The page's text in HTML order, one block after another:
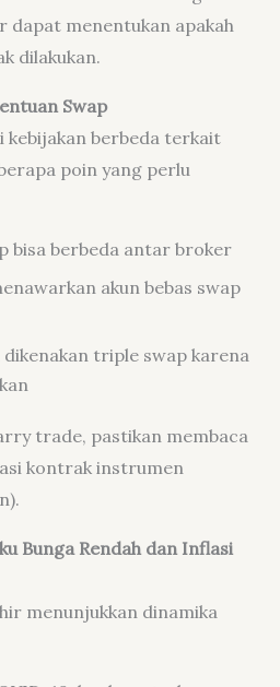
dapat menentukan apakah
dilakukan.
Swap
kebijakan berbeda terkait
poin yang perlu
bisa berbeda antar broker
akun bebas swap
dikenakan triple swap karena
trade, pastikan membaca
kontrak instrumen
Bunga Rendah dan Inflasi
menunjukkan dinamika